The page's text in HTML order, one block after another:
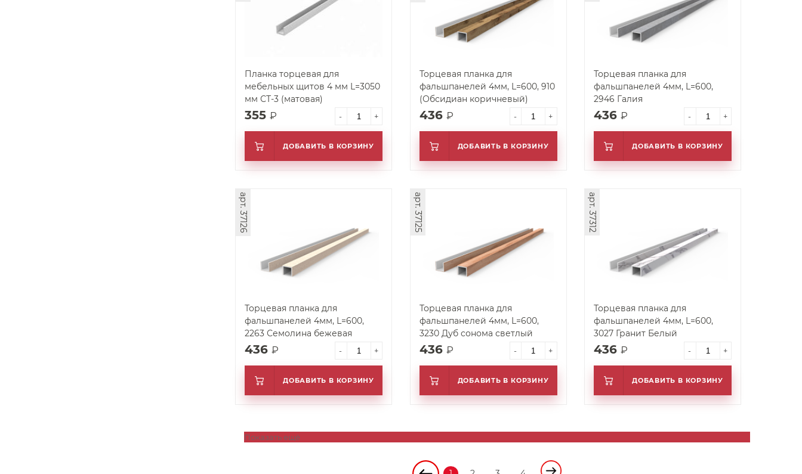
Планка торцевая для
мебельных щитов 4 мм L=3050
мм СТ-3 (матовая)
355 ₽ - +
ДОБАВИТЬ В КОРЗИНУ
Торцевая планка для
фальшпанелей 4мм, L=600, 910
(Обсидиан коричневый)
436 ₽ - +
ДОБАВИТЬ В КОРЗИНУ
Торцевая планка для
фальшпанелей 4мм, L=600,
2946 Галия
436 ₽ - +
ДОБАВИТЬ В КОРЗИНУ
Торцевая планка для
фальшпанелей 4мм, L=600,
2263 Семолина бежевая
арт. 37126
436 ₽ - +
ДОБАВИТЬ В КОРЗИНУ
Торцевая планка для
фальшпанелей 4мм, L=600,
3230 Дуб сонома светлый
арт. 37125
436 ₽ - +
ДОБАВИТЬ В КОРЗИНУ
Торцевая планка для
фальшпанелей 4мм, L=600,
3027 Гранит Белый
арт. 37312
436 ₽ - +
ДОБАВИТЬ В КОРЗИНУ
Показать ещё